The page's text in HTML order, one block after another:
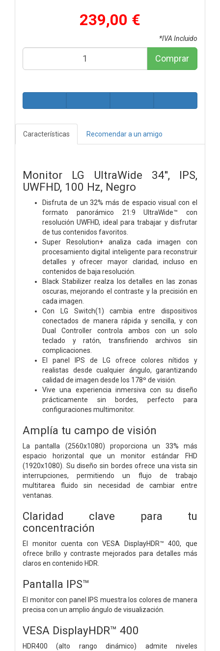
239,00 €
*IVA Incluido
Comprar
Características Recomendar a un amigo
Monitor LG UltraWide 34'', IPS,
UWFHD, 100 Hz, Negro
Disfruta de un 32% más de espacio visual con el
formato panorámico 21:9 UltraWide™ con
resolución UWFHD, ideal para trabajar y disfrutar
de tus contenidos favoritos.
Super Resolution+ analiza cada imagen con
procesamiento digital inteligente para reconstruir
detalles y ofrecer mayor claridad, incluso en
contenidos de baja resolución.
Black Stabilizer realza los detalles en las zonas
oscuras, mejorando el contraste y la precisión en
cada imagen.
Con LG Switch(1) cambia entre dispositivos
conectados de manera rápida y sencilla, y con
Dual Controller controla ambos con un solo
teclado y ratón, transfiriendo archivos sin
complicaciones.
El panel IPS de LG ofrece colores nítidos y
realistas desde cualquier ángulo, garantizando
calidad de imagen desde los 178º de visión.
Vive una experiencia inmersiva con su diseño
prácticamente sin bordes, perfecto para
configuraciones multimonitor.
Amplía tu campo de visión
La pantalla (2560x1080) proporciona un 33% más
espacio horizontal que un monitor estándar FHD
(1920x1080). Su diseño sin bordes ofrece una vista sin
interrupciones, permitiendo un flujo de trabajo
multitarea fluido sin necesidad de cambiar entre
ventanas.
Claridad clave para tu
concentración
El monitor cuenta con VESA DisplayHDR™ 400, que
ofrece brillo y contraste mejorados para detalles más
claros en contenido HDR.
Pantalla IPS™
El monitor con panel IPS muestra los colores de manera
precisa con un amplio ángulo de visualización.
VESA DisplayHDR™ 400
HDR400 (alto rango dinámico) admite niveles